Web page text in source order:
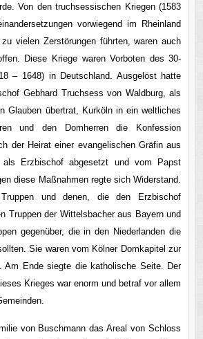
Von den truchsessischen Kriegen (1583
vorwiegend im Rheinland
vielen Zerstörungen führten, waren auch
Diese Kriege waren Vorboten des 30-
– 1648) in Deutschland. Ausgelöst hatte
Gebhard Truchsess von Waldburg, als
Glauben übertrat, Kurköln in ein weltliches
und den Domherren die Konfession
der Heirat einer evangelischen Gräfin aus
als Erzbischof abgesetzt und vom Papst
diese Maßnahmen regte sich Widerstand.
und denen, die den Erzbischof
Truppen der Wittelsbacher aus Bayern und
gegenüber, die in den Niederlanden die
Sie waren vom Kölner Domkapitel zur
Am Ende siegte die katholische Seite. Der
Krieges war enorm und betraf vor allem
von Buschmann das Areal von Schloss